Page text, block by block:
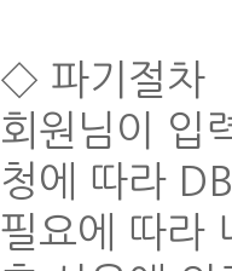
◇ 파기절차
회원님이 입
청에 따라
필요에 따라